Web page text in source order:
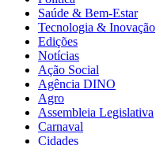
Saúde & Bem-Estar
Tecnologia & Inovação
Edições
Notícias
Ação Social
Agência DINO
Agro
Assembleia Legislativa
Carnaval
Cidades